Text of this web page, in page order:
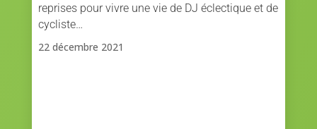
reprises pour vivre une vie de DJ éclectique et de
cycliste…
22 décembre 2021